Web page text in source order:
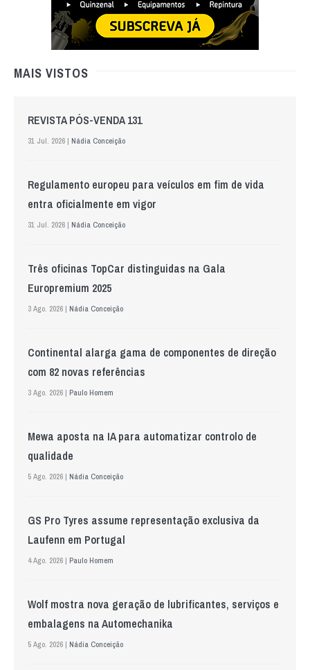
MAIS VISTOS
REVISTA PÓS-VENDA 131
31 Jul. 2026 | Nádia Conceição
Regulamento europeu para veículos em fim de vida
entra oficialmente em vigor
31 Jul. 2026 | Nádia Conceição
Três oficinas TopCar distinguidas na Gala
Europremium 2025
3 Ago. 2026 | Nádia Conceição
Continental alarga gama de componentes de direção
com 82 novas referências
3 Ago. 2026 | Paulo Homem
Mewa aposta na IA para automatizar controlo de
qualidade
5 Ago. 2026 | Nádia Conceição
GS Pro Tyres assume representação exclusiva da
Laufenn em Portugal
4 Ago. 2026 | Paulo Homem
Wolf mostra nova geração de lubrificantes, serviços e
embalagens na Automechanika
5 Ago. 2026 | Nádia Conceição